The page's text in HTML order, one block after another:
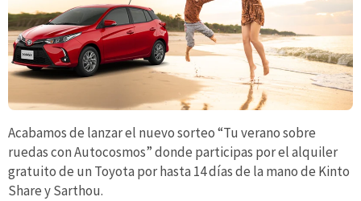
Acabamos de lanzar el nuevo sorteo “Tu verano sobre
ruedas con Autocosmos” donde participas por el alquiler
gratuito de un Toyota por hasta 14 días de la mano de Kinto
Share y Sarthou.